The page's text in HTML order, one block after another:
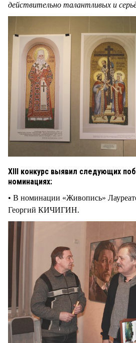
действительно талантливых и
ХIII конкурс выявил следующих
номинациях:
• В номинации «Живопись»
Георгий КИЧИГИН.